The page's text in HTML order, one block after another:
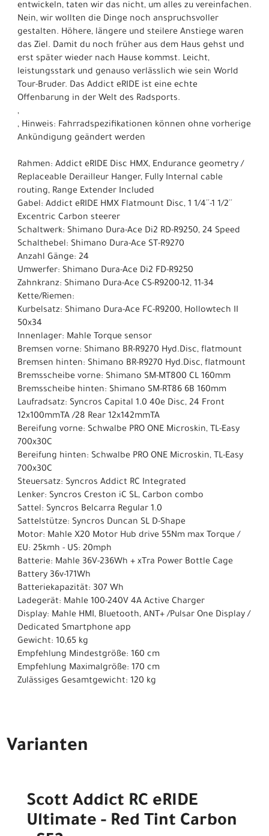
entwickeln, taten wir das nicht, um alles zu vereinfachen.
Nein, wir wollten die Dinge noch anspruchsvoller
gestalten. Höhere, längere und steilere Anstiege waren
das Ziel. Damit du noch früher aus dem Haus gehst und
erst später wieder nach Hause kommst. Leicht,
leistungsstark und genauso verlässlich wie sein World
Tour-Bruder. Das Addict eRIDE ist eine echte
Offenbarung in der Welt des Radsports.
,
, Hinweis: Fahrradspezifikationen können ohne vorherige
Ankündigung geändert werden
Rahmen: Addict eRIDE Disc HMX, Endurance geometry /
Replaceable Derailleur Hanger, Fully Internal cable
routing, Range Extender Included
Gabel: Addict eRIDE HMX Flatmount Disc, 1 1/4´´-1 1/2´´
Excentric Carbon steerer
Schaltwerk: Shimano Dura-Ace Di2 RD-R9250, 24 Speed
Schalthebel: Shimano Dura-Ace ST-R9270
Anzahl Gänge: 24
Umwerfer: Shimano Dura-Ace Di2 FD-R9250
Zahnkranz: Shimano Dura-Ace CS-R9200-12, 11-34
Kette/Riemen:
Kurbelsatz: Shimano Dura-Ace FC-R9200, Hollowtech II
50x34
Innenlager: Mahle Torque sensor
Bremsen vorne: Shimano BR-R9270 Hyd.Disc, flatmount
Bremsen hinten: Shimano BR-R9270 Hyd.Disc, flatmount
Bremsscheibe vorne: Shimano SM-MT800 CL 160mm
Bremsscheibe hinten: Shimano SM-RT86 6B 160mm
Laufradsatz: Syncros Capital 1.0 40e Disc, 24 Front
12x100mmTA /28 Rear 12x142mmTA
Bereifung vorne: Schwalbe PRO ONE Microskin, TL-Easy
700x30C
Bereifung hinten: Schwalbe PRO ONE Microskin, TL-Easy
700x30C
Steuersatz: Syncros Addict RC Integrated
Lenker: Syncros Creston iC SL, Carbon combo
Sattel: Syncros Belcarra Regular 1.0
Sattelstütze: Syncros Duncan SL D-Shape
Motor: Mahle X20 Motor Hub drive 55Nm max Torque /
EU: 25kmh - US: 20mph
Batterie: Mahle 36V-236Wh + xTra Power Bottle Cage
Battery 36v-171Wh
Batteriekapazität: 307 Wh
Ladegerät: Mahle 100-240V 4A Active Charger
Display: Mahle HMI, Bluetooth, ANT+ /Pulsar One Display /
Dedicated Smartphone app
Gewicht: 10,65 kg
Empfehlung Mindestgröße: 160 cm
Empfehlung Maximalgröße: 170 cm
Zulässiges Gesamtgewicht: 120 kg
Varianten
Scott Addict RC eRIDE
Ultimate - Red Tint Carbon